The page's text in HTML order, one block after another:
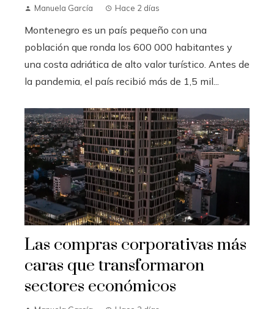
Manuela García Hace 2 días
Montenegro es un país pequeño con una
población que ronda los 600 000 habitantes y
una costa adriática de alto valor turístico. Antes de
la pandemia, el país recibió más de 1,5 mil...
Las compras corporativas más
caras que transformaron
sectores económicos